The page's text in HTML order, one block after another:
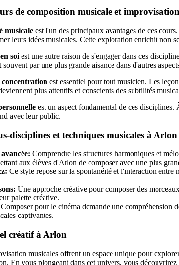
de composition musicale et
musicale est l'un des principaux avantages de ces
leurs idées musicales. Cette exploration enrichit non
soi est une autre raison de s'engager dans ces
par une plus grande aisance dans d'autres
est essentiel pour tout musicien. Les
plus attentifs et conscients des subtilités
est un aspect fondamental de ces
avec leur public.
disciplines et techniques musicales à Arlon
Comprendre les structures harmoniques et
aux élèves d'Arlon de composer avec une plus
Ce style repose sur la spontanéité et l'interaction
Une approche créative pour composer des
palette créative.
Composer pour le cinéma demande une compréhension
captivantes.
créatif à Arlon
musicales offrent un espace unique pour
En vous plongeant dans cet univers, vous